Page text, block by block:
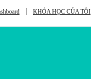
KHÓA HỌC CỦA TÔI